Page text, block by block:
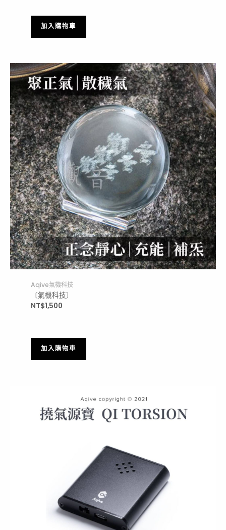
加入購物車
Aqive氣機科技
〔氣機科技〕
NT$1,500
加入購物車